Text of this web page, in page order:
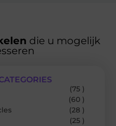
die u mogelijk
(75 )
(60 )
(28 )
(25 )